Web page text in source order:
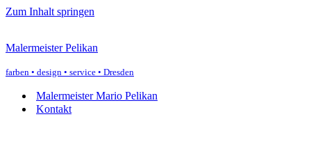
Zum Inhalt springen
Malermeister Pelikan
farben • design • service • Dresden
Malermeister Mario Pelikan
Kontakt